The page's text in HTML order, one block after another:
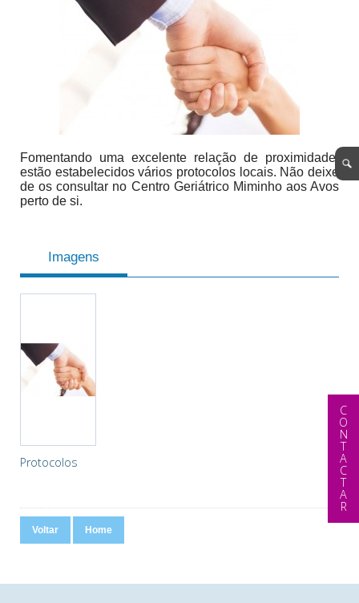
Fomentando uma excelente relação de proximidade,
estão estabelecidos vários protocolos locais. Não deixe
de os consultar no Centro Geriátrico Miminho aos Avos
perto de si.
Imagens
Protocolos
Voltar Home
CONTACTAR